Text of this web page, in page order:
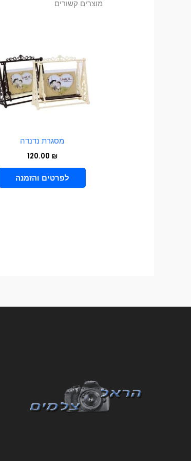
מוצרים קשורים
מסגרת נדנדה
120.00 ₪
בחר אפשרויות